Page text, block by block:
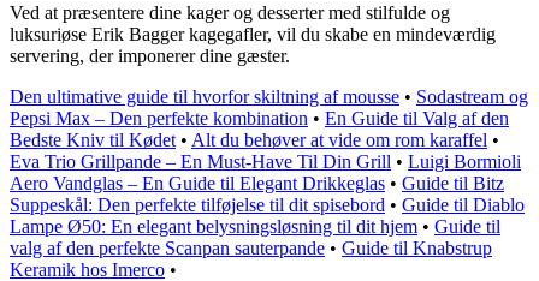
Ved at præsentere dine kager og desserter med stilfulde og
luksuriøse Erik Bagger kagegafler, vil du skabe en mindeværdig
servering, der imponerer dine gæster.
Den ultimative guide til hvorfor skiltning af mousse • Sodastream og
Pepsi Max – Den perfekte kombination • En Guide til Valg af den
Bedste Kniv til Kødet • Alt du behøver at vide om rom karaffel •
Eva Trio Grillpande – En Must-Have Til Din Grill • Luigi Bormioli
Aero Vandglas – En Guide til Elegant Drikkeglas • Guide til Bitz
Suppeskål: Den perfekte tilføjelse til dit spisebord • Guide til Diablo
Lampe Ø50: En elegant belysningsløsning til dit hjem • Guide til
valg af den perfekte Scanpan sauterpande • Guide til Knabstrup
Keramik hos Imerco •